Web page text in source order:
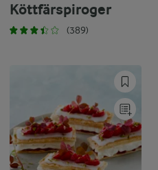
Köttfärspiroger
(389)